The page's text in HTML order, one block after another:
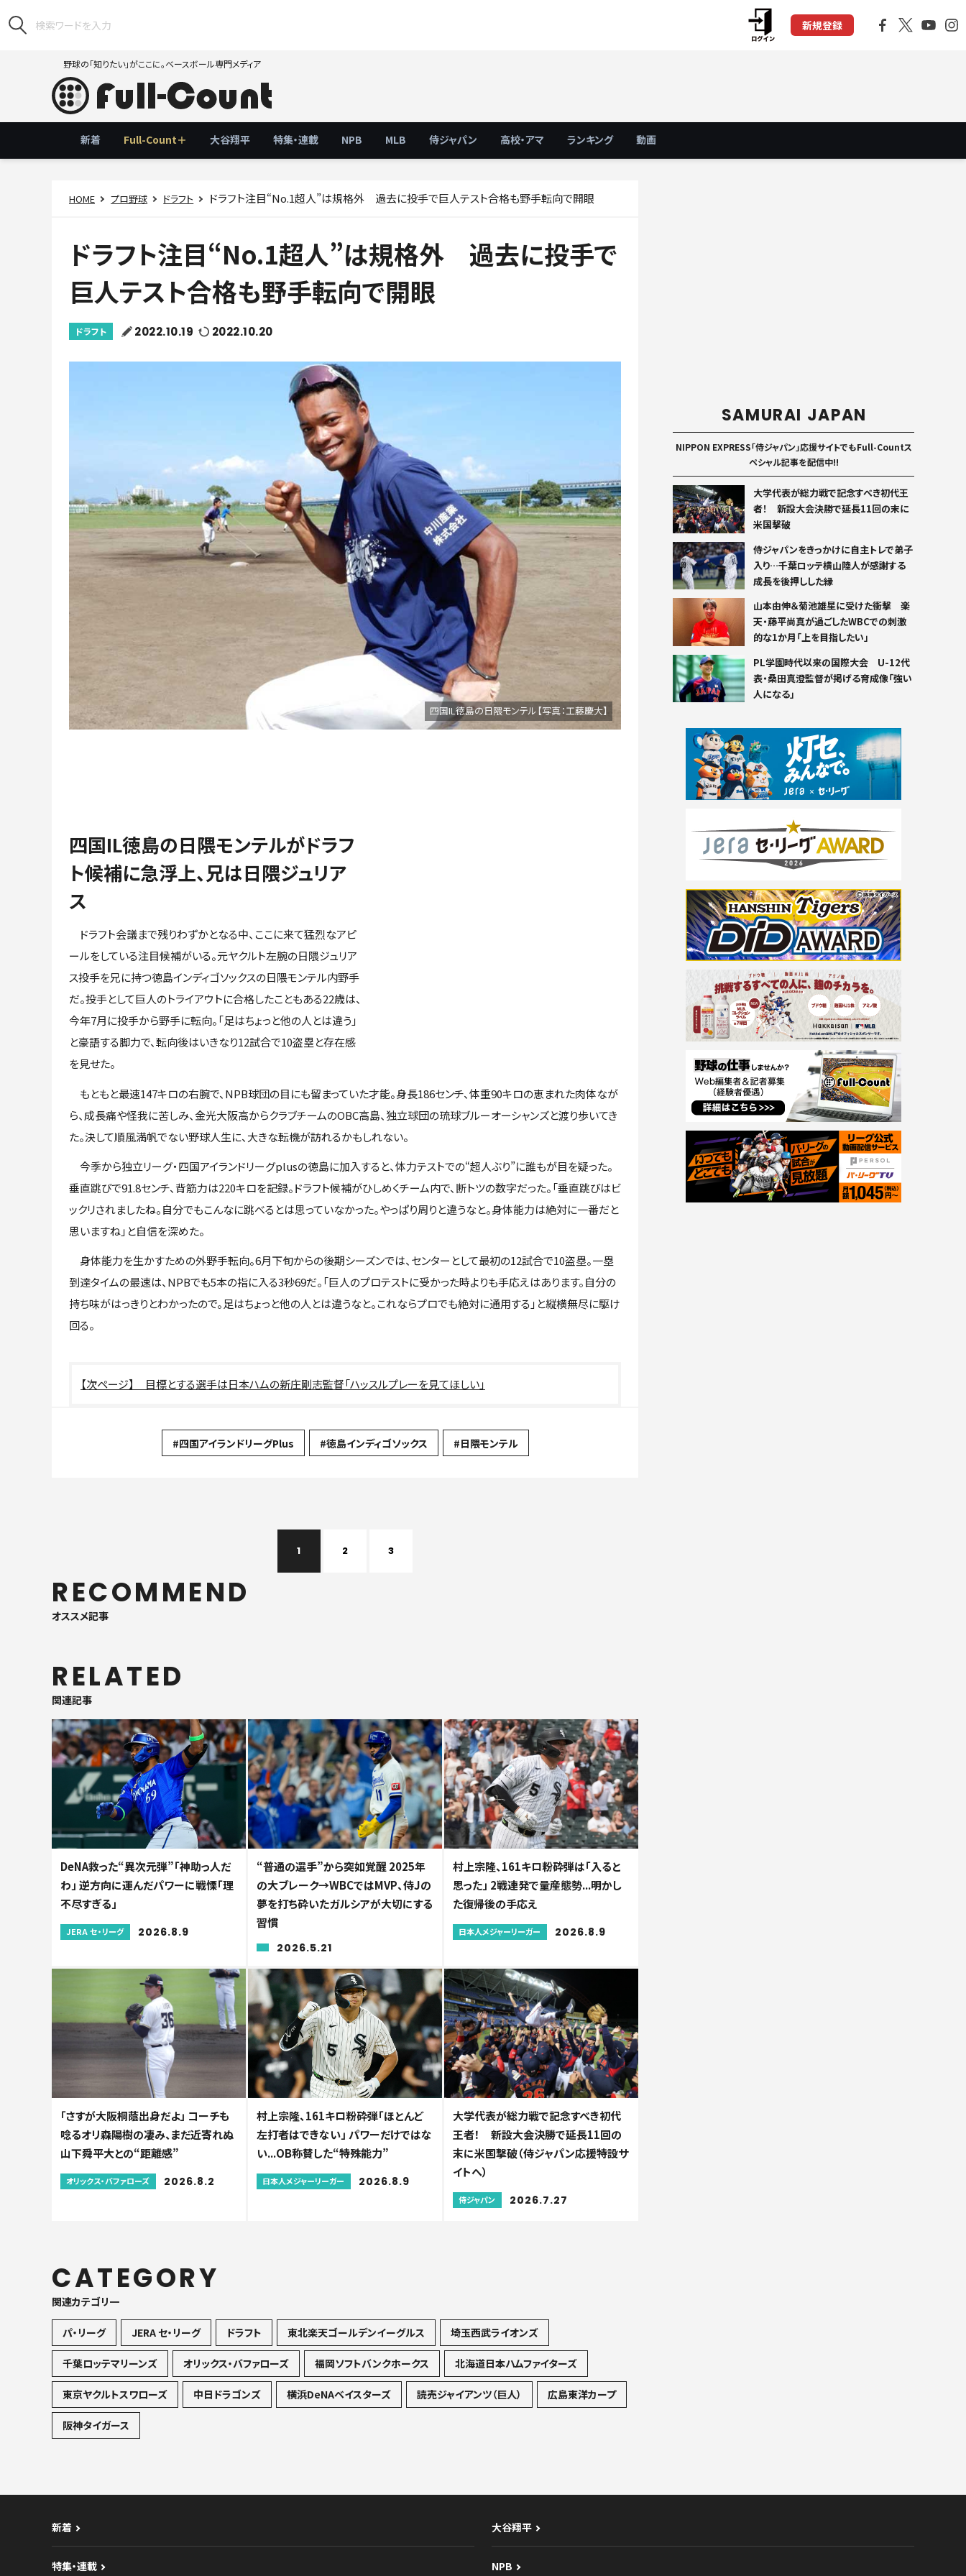
新規登録
野球の「知りたい」がここに。ベースボール専門メディア
新着 Full-Count＋ 大谷翔平 特集・連載 NPB MLB 侍ジャパン 高校・アマ ランキング 動画
HOME プロ野球 ドラフト ドラフト注目“No.1超人”は規格外 過去に投手で巨人テスト合格も野手転向で開眼
ドラフト注目“No.1超人”は規格外 過去に投手で
巨人テスト合格も野手転向で開眼
ドラフト 2022.10.19 2022.10.20
四国IL徳島の日隈モンテル【写真：工藤慶大】
四国IL徳島の日隈モンテルがドラフ
ト候補に急浮上、兄は日隈ジュリア
ス
ドラフト会議まで残りわずかとなる中、ここに来て猛烈なアピ
ールをしている注目候補がいる。元ヤクルト左腕の日隈ジュリア
ス投手を兄に持つ徳島インディゴソックスの日隈モンテル内野手
だ。投手として巨人のトライアウトに合格したこともある22歳は、
今年7月に投手から野手に転向。「足はちょっと他の人とは違う」
と豪語する脚力で、転向後はいきなり12試合で10盗塁と存在感
を見せた。
もともと最速147キロの右腕で、NPB球団の目にも留まっていた才能。身長186センチ、体重90キロの恵まれた肉体なが
ら、成長痛や怪我に苦しみ、金光大阪高からクラブチームのOBC高島、独立球団の琉球ブルーオーシャンズと渡り歩いてき
た。決して順風満帆でない野球人生に、大きな転機が訪れるかもしれない。
今季から独立リーグ・四国アイランドリーグplusの徳島に加入すると、体力テストでの“超人ぶり”に誰もが目を疑った。
垂直跳びで91.8センチ、背筋力は220キロを記録。ドラフト候補がひしめくチーム内で、断トツの数字だった。「垂直跳びはビ
ックリされましたね。自分でもこんなに跳べるとは思っていなかった。やっぱり周りと違うなと。身体能力は絶対に一番だと
思いますね」と自信を深めた。
身体能力を生かすための外野手転向。6月下旬からの後期シーズンでは、センターとして最初の12試合で10盗塁。一塁
到達タイムの最速は、NPBでも5本の指に入る3秒69だ。「巨人のプロテストに受かった時よりも手応えはあります。自分の
持ち味がはっきりとわかったので。足はちょっと他の人とは違うなと。これならプロでも絶対に通用する」と縦横無尽に駆け
回る。
目標とする選手は日本ハムの新庄剛志監督「ハッスルプレーを見てほしい」
#四国アイランドリーグPlus #徳島インディゴソックス #日隈モンテル
1 2 3
RECOMMEND
オススメ記事
RELATED
関連記事
DeNA救った“異次元弾”「神助っ人だ
わ」 逆方向に運んだパワーに戦慄「理
不尽すぎる」
JERA セ・リーグ 2026.8.9
“普通の選手”から突如覚醒 2025年
の大ブレーク→WBCではMVP、侍Jの
夢を打ち砕いたガルシアが大切にする
習慣
2026.5.21
村上宗隆、161キロ粉砕弾は「入ると
思った」 2戦連発で量産態勢...明かし
た復帰後の手応え
日本人メジャーリーガー 2026.8.9
「さすが大阪桐蔭出身だよ」 コーチも
唸るオリ森陽樹の凄み、まだ近寄れぬ
山下舜平大との“距離感”
オリックス・バファローズ 2026.8.2
村上宗隆、161キロ粉砕弾「ほとんど
左打者はできない」 パワーだけではな
い...OB称賛した“特殊能力”
日本人メジャーリーガー 2026.8.9
大学代表が総力戦で記念すべき初代
王者！ 新設大会決勝で延長11回の
末に米国撃破（侍ジャパン応援特設サ
イトへ）
侍ジャパン 2026.7.27
CATEGORY
関連カテゴリ一
パ・リーグ JERA セ・リーグ ドラフト 東北楽天ゴールデンイーグルス 埼玉西武ライオンズ
千葉ロッテマリーンズ オリックス・バファローズ 福岡ソフトバンクホークス 北海道日本ハムファイターズ
東京ヤクルトスワローズ 中日ドラゴンズ 横浜DeNAベイスターズ 読売ジャイアンツ（巨人） 広島東洋カープ
阪神タイガース
SAMURAI JAPAN
NIPPON EXPRESS「侍ジャパン」応援サイトでもFull-Countス
ペシャル記事を配信中!!
大学代表が総力戦で記念すべき初代王
者！ 新設大会決勝で延長11回の末に
米国撃破
侍ジャパンをきっかけに自主トレで弟子
入り…千葉ロッテ横山陸人が感謝する
成長を後押しした縁
山本由伸＆菊池雄星に受けた衝撃 楽
天・藤平尚真が過ごしたWBCでの刺激
的な1か月「上を目指したい」
PL学園時代以来の国際大会 U-12代
表・桑田真澄監督が掲げる育成像「強い
人になる」
新着 大谷翔平
特集・連載 NPB